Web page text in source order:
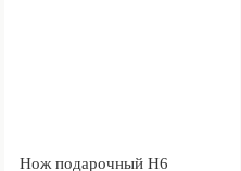
Нож подарочный Н6